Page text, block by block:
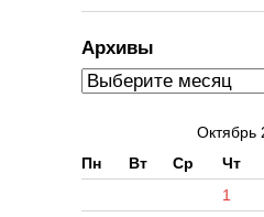
Архивы
Октябрь
Пн
Вт Ср Чт
1